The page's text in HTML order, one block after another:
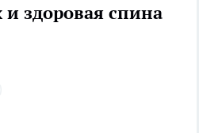
здоровая спина